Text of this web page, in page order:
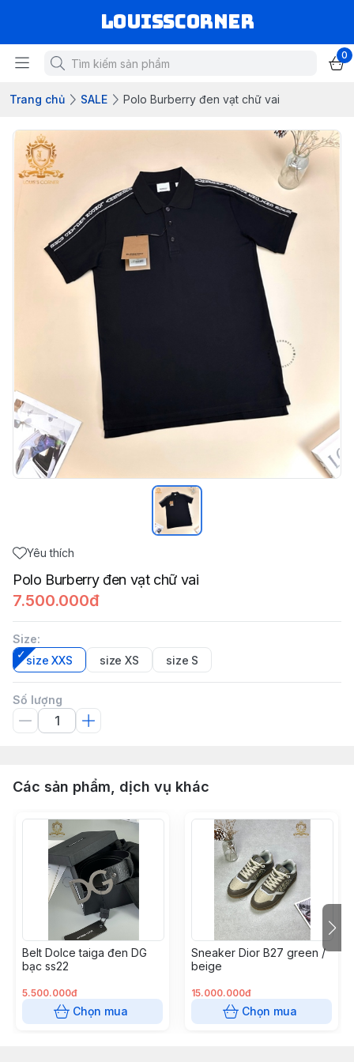
louisscorner
0
Trang chủ SALE Polo Burberry đen vạt chữ vai
Yêu thích
Polo Burberry đen vạt chữ vai
7.500.000đ
Size:
size XXS
size XS size S
Số lượng
Các sản phẩm, dịch vụ khác
Belt Dolce taiga đen DG
bạc ss22
5.500.000đ
Chọn mua
Sneaker Dior B27 green /
beige
15.000.000đ
Chọn mua